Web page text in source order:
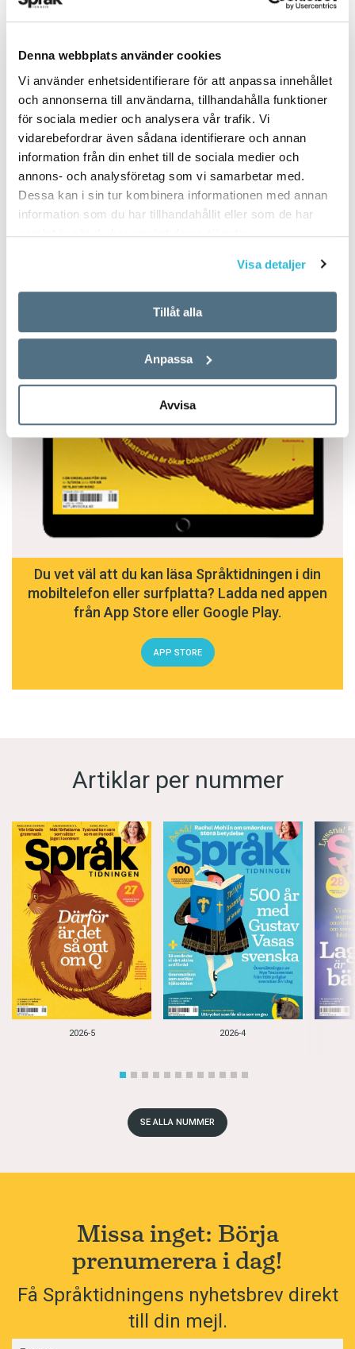
Denna webbplats använder cookies
Vi använder enhetsidentifierare för att anpassa innehållet
och annonserna till användarna, tillhandahålla funktioner
för sociala medier och analysera vår trafik. Vi
vidarebefordrar även sådana identifierare och annan
information från din enhet till de sociala medier och
annons- och analysföretag som vi samarbetar med.
Dessa kan i sin tur kombinera informationen med annan
information som du har tillhandahållit eller som de har
samlat in när du har använt deras tjänster.
Visa detaljer
Tillåt alla
Anpassa
Avvisa
PUBLICERAD 2023-09-12
Du vet väl att du kan läsa Språktidningen i din
mobiltelefon eller surfplatta? Ladda ned appen
från App Store eller Google Play.
APP STORE
Artiklar per nummer
2026-5 2026-4
SE ALLA NUMMER
Missa inget: Börja
prenumerera i dag!
Få Språktidningens nyhetsbrev direkt
till din mejl.